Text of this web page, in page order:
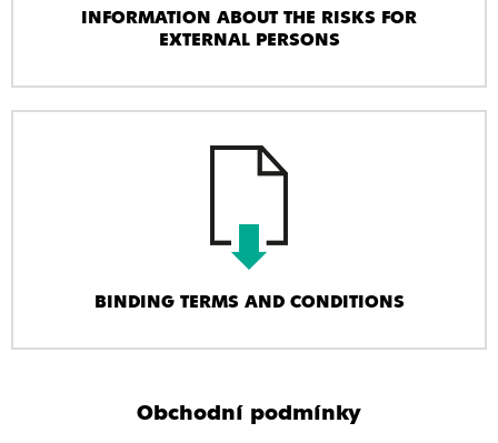
INFORMATION ABOUT THE RISKS FOR
EXTERNAL PERSONS
BINDING TERMS AND CONDITIONS
Obchodní podmínky